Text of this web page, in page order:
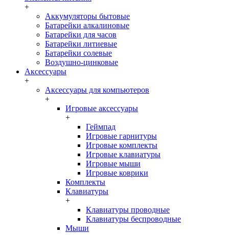
+
Аккумуляторы бытовые
Батарейки алкалиновые
Батарейки для часов
Батарейки литиевые
Батарейки солевые
Воздушно-цинковые
Аксессуары
+
Аксессуары для компьютеров
+
Игровые аксессуары
+
Геймпад
Игровые гарнитуры
Игровые комплекты
Игровые клавиатуры
Игровые мыши
Игровые коврики
Комплекты
Клавиатуры
+
Клавиатуры проводные
Клавиатуры беспроводные
Мыши